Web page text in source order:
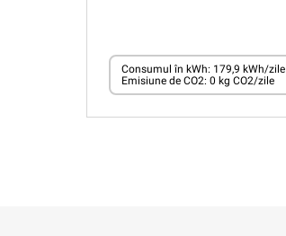
Consumul în kWh: 179,9 kWh/zile
Emisiune de CO2: 0 kg CO2/zile